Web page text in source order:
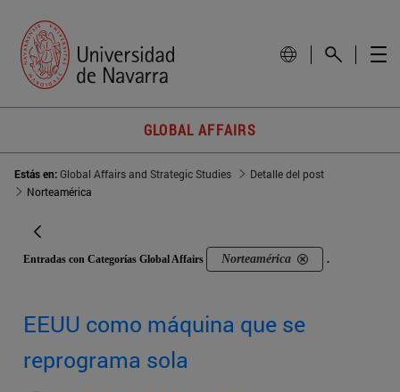
GLOBAL AFFAIRS
Estás en:Global Affairs and Strategic Studies
Detalle del post
Norteamérica
Entradas con Categorías Global Affairs Norteamérica .
EEUU como máquina que se
reprograma sola